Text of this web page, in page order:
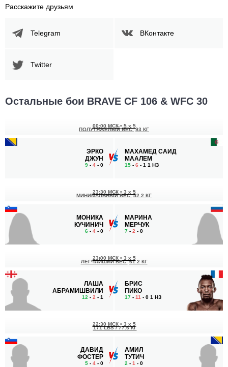
Расскажите друзьям
Telegram ВКонтакте
Twitter
Остальные бои BRAVE CF 106 & WFC 30
ЭРКО
ДЖУН
9 - 4 - 0
00:00 МСК• 5 x 5
ПОЛУТЯЖЕЛЫЙ ВЕС 93 КГ
МАХАМЕД САИД
МААЛЕМ
15 - 6 - 1 1 НЗ
МОНИКА
КУЧИНИЧ
6 - 4 - 0
23:30 МСК • 3 x 5
МИНИМАЛЬНЫЙ ВЕС 52.2 КГ
МАРИНА
МЕРЧУК
7 - 2 - 0
ЛАША
АБРАМИШВИЛИ
12 - 2 - 1
23:00 МСК • 3 x 5
ЛЕГЧАЙШИЙ ВЕС 61.2 КГ
БРИС
ПИКО
17 - 11 - 0 1 НЗ
ДАВИД
ФОСТЕР
5 - 4 - 0
22:30 МСК • 3 x 5
171 LBS / 77.6 КГ
АМИЛ
ТУТИЧ
2 - 1 - 0